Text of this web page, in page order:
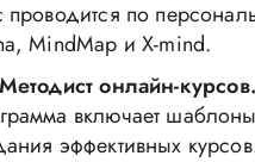
проводится по
MindMap и X-mind.
онлайн-
включает
эффективных